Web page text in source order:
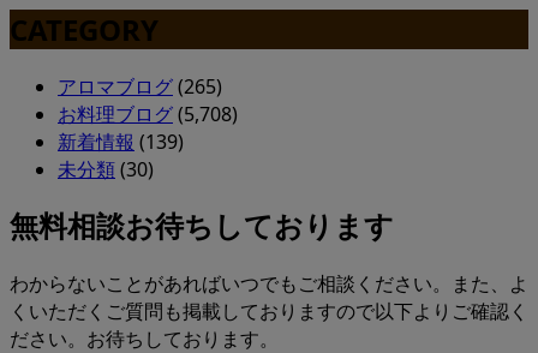
CATEGORY
アロマブログ(265)
お料理ブログ(5,708)
新着情報 (139)
未分類(30)
無料相談お待ちしております
わからないことがあればいつでもご相談ください。また、よ
くいただくご質問も掲載しておりますので以下よりご確認く
ださい。お待ちしております。